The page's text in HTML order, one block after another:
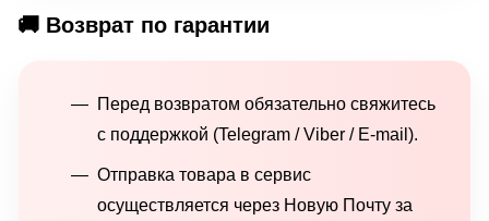
🚚 Возврат по гарантии
Перед возвратом обязательно свяжитесь
с поддержкой (Telegram / Viber / E-mail).
Отправка товара в сервис
осуществляется через Новую Почту за